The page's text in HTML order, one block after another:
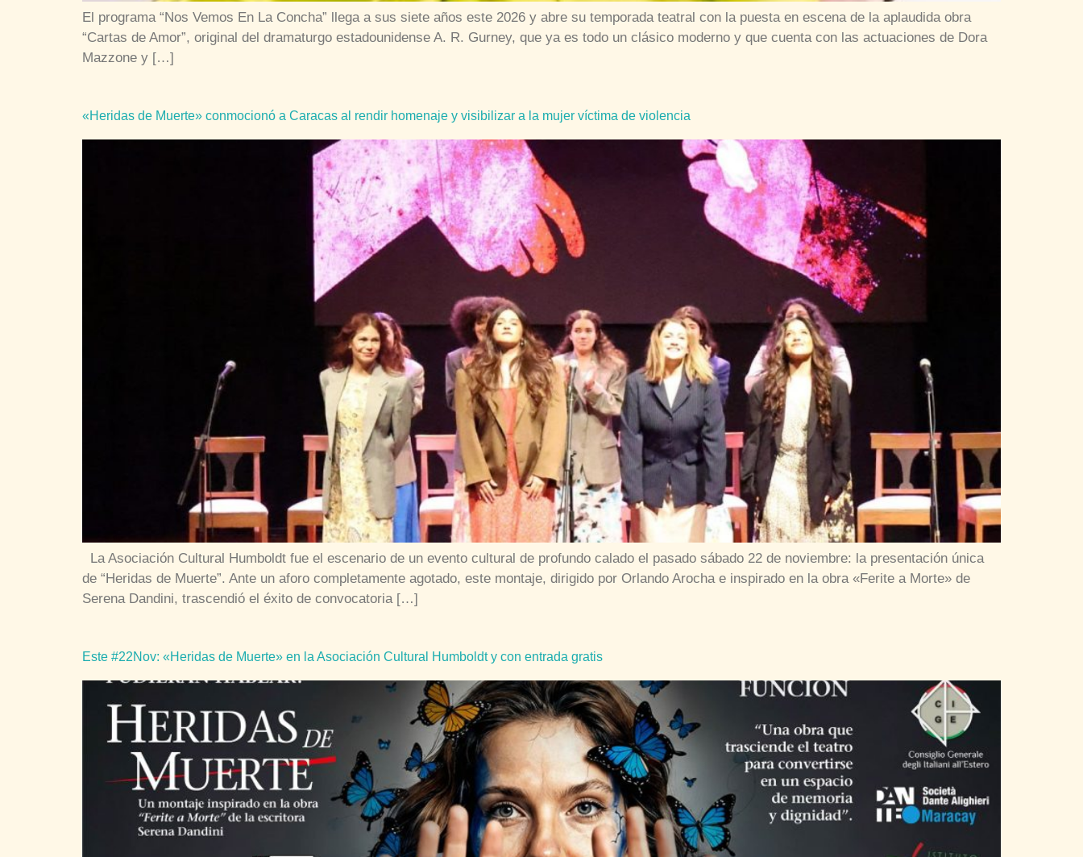
El programa “Nos Vemos En La Concha” llega a sus siete años este 2026 y abre su temporada teatral con la puesta en escena de la aplaudida obra
“Cartas de Amor”, original del dramaturgo estadounidense A. R. Gurney, que ya es todo un clásico moderno y que cuenta con las actuaciones de Dora
Mazzone y […]
«Heridas de Muerte» conmocionó a Caracas al rendir homenaje y visibilizar a la mujer víctima de violencia
La Asociación Cultural Humboldt fue el escenario de un evento cultural de profundo calado el pasado sábado 22 de noviembre: la presentación única
de “Heridas de Muerte”. Ante un aforo completamente agotado, este montaje, dirigido por Orlando Arocha e inspirado en la obra «Ferite a Morte» de
Serena Dandini, trascendió el éxito de convocatoria […]
Este #22Nov: «Heridas de Muerte» en la Asociación Cultural Humboldt y con entrada gratis